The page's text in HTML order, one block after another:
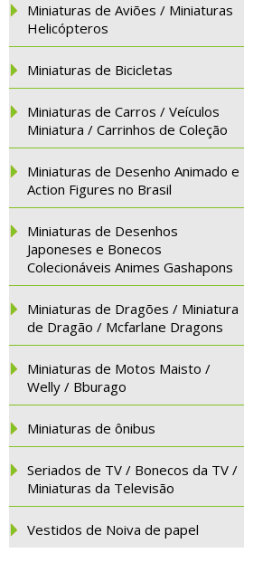
Miniaturas de Aviões / Miniaturas
Helicópteros
Miniaturas de Bicicletas
Miniaturas de Carros / Veículos
Miniatura / Carrinhos de Coleção
Miniaturas de Desenho Animado e
Action Figures no Brasil
Miniaturas de Desenhos
Japoneses e Bonecos
Colecionáveis Animes Gashapons
Miniaturas de Dragões / Miniatura
de Dragão / Mcfarlane Dragons
Miniaturas de Motos Maisto /
Welly / Bburago
Miniaturas de ônibus
Seriados de TV / Bonecos da TV /
Miniaturas da Televisão
Vestidos de Noiva de papel